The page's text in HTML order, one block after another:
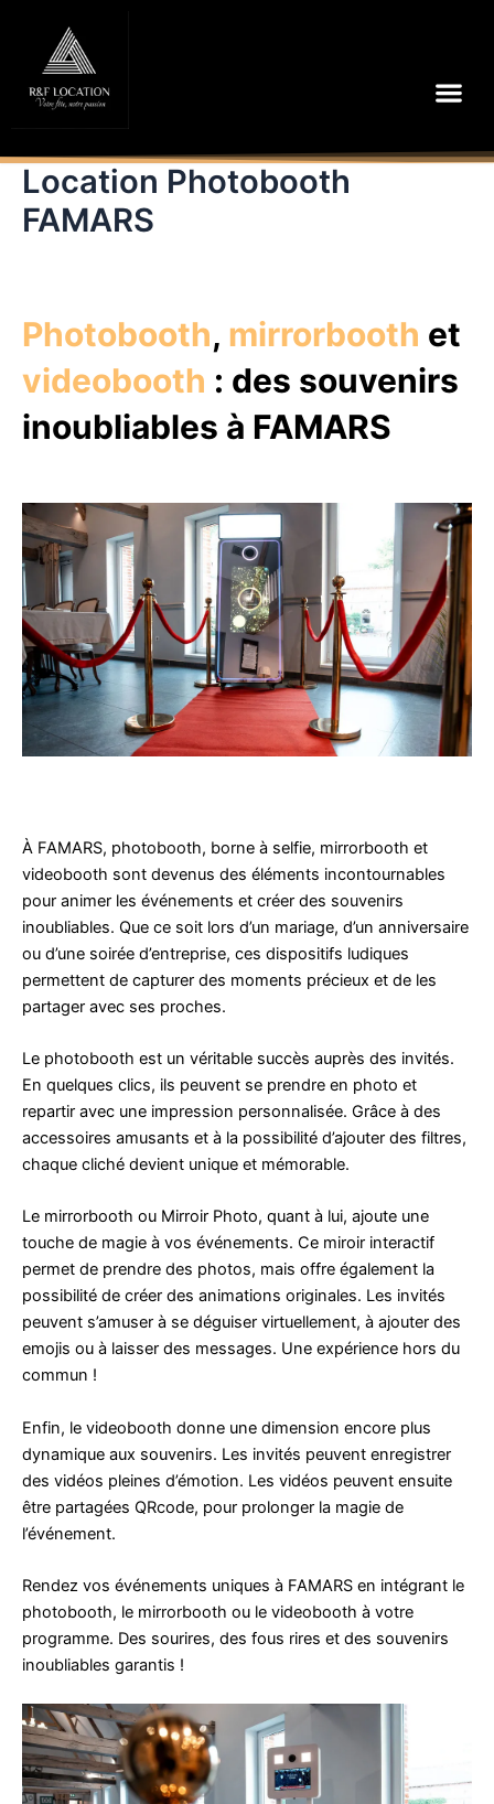
contenu
Location Photobooth
FAMARS
Photobooth, mirrorbooth et
videobooth : des souvenirs
inoubliables à FAMARS
À FAMARS, photobooth, borne à selfie, mirrorbooth et
videobooth sont devenus des éléments incontournables
pour animer les événements et créer des souvenirs
inoubliables. Que ce soit lors d’un mariage, d’un anniversaire
ou d’une soirée d’entreprise, ces dispositifs ludiques
permettent de capturer des moments précieux et de les
partager avec ses proches.
Le photobooth est un véritable succès auprès des invités.
En quelques clics, ils peuvent se prendre en photo et
repartir avec une impression personnalisée. Grâce à des
accessoires amusants et à la possibilité d’ajouter des filtres,
chaque cliché devient unique et mémorable.
Le mirrorbooth ou Mirroir Photo, quant à lui, ajoute une
touche de magie à vos événements. Ce miroir interactif
permet de prendre des photos, mais offre également la
possibilité de créer des animations originales. Les invités
peuvent s’amuser à se déguiser virtuellement, à ajouter des
emojis ou à laisser des messages. Une expérience hors du
commun !
Enfin, le videobooth donne une dimension encore plus
dynamique aux souvenirs. Les invités peuvent enregistrer
des vidéos pleines d’émotion. Les vidéos peuvent ensuite
être partagées QRcode, pour prolonger la magie de
l’événement.
Rendez vos événements uniques à FAMARS en intégrant le
photobooth, le mirrorbooth ou le videobooth à votre
programme. Des sourires, des fous rires et des souvenirs
inoubliables garantis !